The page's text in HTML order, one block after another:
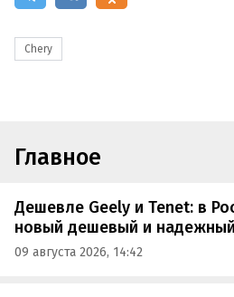
Chery
Главное
Дешевле Geely и Tenet: в
новый дешевый и
09 августа 2026, 14:42